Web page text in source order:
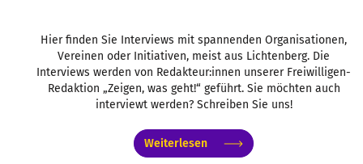
Hier finden Sie Interviews mit spannenden Organisationen,
Vereinen oder Initiativen, meist aus Lichtenberg. Die
Interviews werden von Redakteur:innen unserer Freiwilligen-
Redaktion „Zeigen, was geht!“ geführt. Sie möchten auch
interviewt werden? Schreiben Sie uns!
Weiterlesen